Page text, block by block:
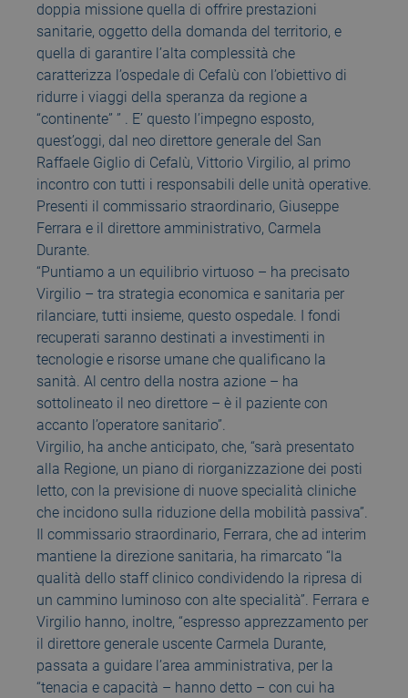
doppia missione quella di offrire prestazioni
sanitarie, oggetto della domanda del territorio, e
quella di garantire l’alta complessità che
caratterizza l’ospedale di Cefalù con l’obiettivo di
ridurre i viaggi della speranza da regione a
“continente” ” . E’ questo l’impegno esposto,
quest’oggi, dal neo direttore generale del San
Raffaele Giglio di Cefalù, Vittorio Virgilio, al primo
incontro con tutti i responsabili delle unità operative.
Presenti il commissario straordinario, Giuseppe
Ferrara e il direttore amministrativo, Carmela
Durante.
“Puntiamo a un equilibrio virtuoso – ha precisato
Virgilio – tra strategia economica e sanitaria per
rilanciare, tutti insieme, questo ospedale. I fondi
recuperati saranno destinati a investimenti in
tecnologie e risorse umane che qualificano la
sanità. Al centro della nostra azione – ha
sottolineato il neo direttore – è il paziente con
accanto l’operatore sanitario”.
Virgilio, ha anche anticipato, che, “sarà presentato
alla Regione, un piano di riorganizzazione dei posti
letto, con la previsione di nuove specialità cliniche
che incidono sulla riduzione della mobilità passiva”.
Il commissario straordinario, Ferrara, che ad interim
mantiene la direzione sanitaria, ha rimarcato “la
qualità dello staff clinico condividendo la ripresa di
un cammino luminoso con alte specialità”. Ferrara e
Virgilio hanno, inoltre, “espresso apprezzamento per
il direttore generale uscente Carmela Durante,
passata a guidare l’area amministrativa, per la
“tenacia e capacità – hanno detto – con cui ha